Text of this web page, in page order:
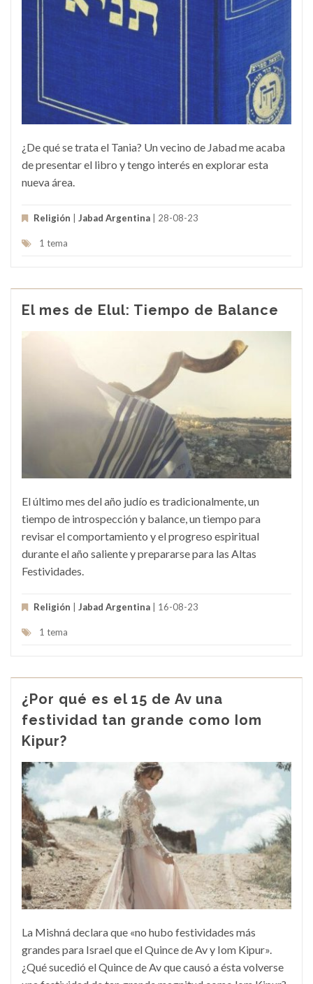
¿De qué se trata el Tania? Un vecino de Jabad me acaba
de presentar el libro y tengo interés en explorar esta
nueva área.
Religión Jabad Argentina | 28-08-23
1 tema
El mes de Elul: Tiempo de Balance
El último mes del año judío es tradicionalmente, un
tiempo de introspección y balance, un tiempo para
revisar el comportamiento y el progreso espiritual
durante el año saliente y prepararse para las Altas
Festividades.
Religión Jabad Argentina | 16-08-23
1 tema
¿Por qué es el 15 de Av una
festividad tan grande como Iom
Kipur?
La Mishná declara que «no hubo festividades más
grandes para Israel que el Quince de Av y Iom Kipur».
¿Qué sucedió el Quince de Av que causó a ésta volverse